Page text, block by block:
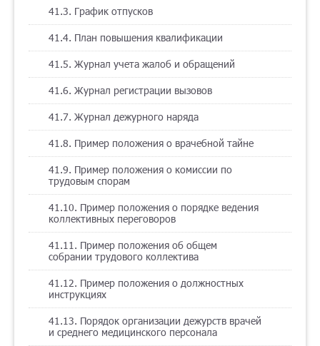
41.3. График отпусков
41.4. План повышения квалификации
41.5. Журнал учета жалоб и обращений
41.6. Журнал регистрации вызовов
41.7. Журнал дежурного наряда
41.8. Пример положения о врачебной тайне
41.9. Пример положения о комиссии по
трудовым спорам
41.10. Пример положения о порядке ведения
коллективных переговоров
41.11. Пример положения об общем
собрании трудового коллектива
41.12. Пример положения о должностных
инструкциях
41.13. Порядок организации дежурств врачей
и среднего медицинского персонала